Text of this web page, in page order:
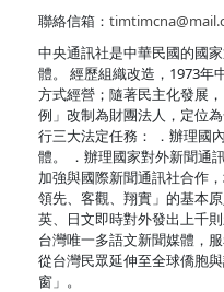
聯絡信箱：
中央通訊社是中華民國的國
體。 經歷組織改造，1973年
方式經營；隨著民主化發展
例」改制為財團法人，定位
行三大法定任務： ．辦理國
體。 ．辦理國家對外新聞通
加強與國際新聞通訊社合作
領先、客觀、翔實」的基本
英、日文即時對外發出上千
台灣唯一多語文新聞媒體，
從台灣民眾延伸至全球僑胞
窗」。